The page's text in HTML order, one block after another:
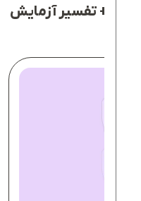
+ تفسیر آزمایش